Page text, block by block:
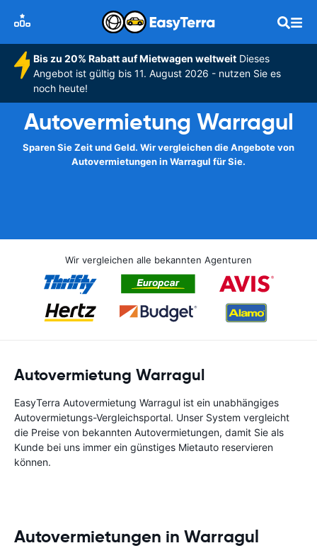
Bis zu 20% Rabatt auf Mietwagen weltweitDieses
Angebot ist gültig bis 11. August 2026 - nutzen Sie es
noch heute!
Autovermietung Warragul
Sparen Sie Zeit und Geld. Wir vergleichen die Angebote von
Autovermietungen in Warragul für Sie.
Wir vergleichen alle bekannten Agenturen
Autovermietung Warragul
EasyTerra Autovermietung Warragul ist ein unabhängiges
Autovermietungs-Vergleichsportal. Unser System vergleicht
die Preise von bekannten Autovermietungen, damit Sie als
Kunde bei uns immer ein günstiges Mietauto reservieren
können.
Autovermietungen in Warragul